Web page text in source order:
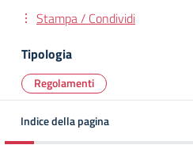
Stampa / Condividi
Tipologia
Regolamenti
Indice della pagina